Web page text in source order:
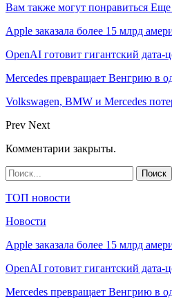
Вам также могут понравиться Еще
Apple заказала более 15 млрд
OpenAI готовит гигантский
Mercedes превращает Венгрию в
Volkswagen, BMW и Mercedes
Prev Next
Комментарии закрыты.
ТОП новости
Новости
Apple заказала более 15 млрд
OpenAI готовит гигантский
Mercedes превращает Венгрию в